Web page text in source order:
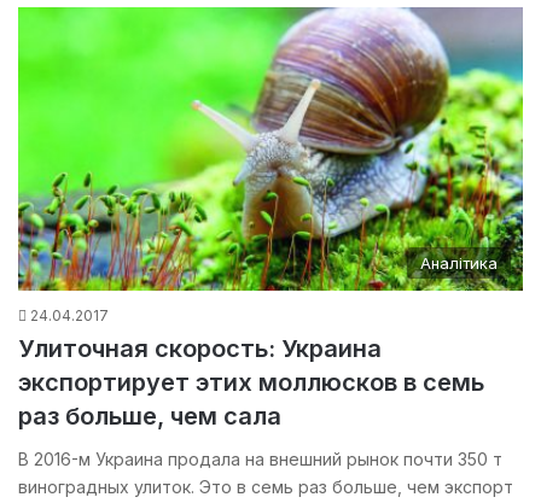
Аналітика
24.04.2017
Улиточная скорость: Украина
экспортирует этих моллюсков в семь
раз больше, чем сала
В 2016-м Украина продала на внешний рынок почти 350 т
виноградных улиток. Это в семь раз больше, чем экспорт